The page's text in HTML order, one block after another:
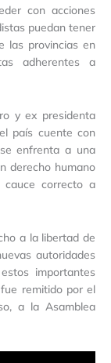
con acciones
puedan tener
las provincias en
adherentes a
y ex presidenta
país cuente con
enfrenta a una
derecho humano
cauce correcto a
a la libertad de
autoridades
importantes
remitido por el
a la Asamblea